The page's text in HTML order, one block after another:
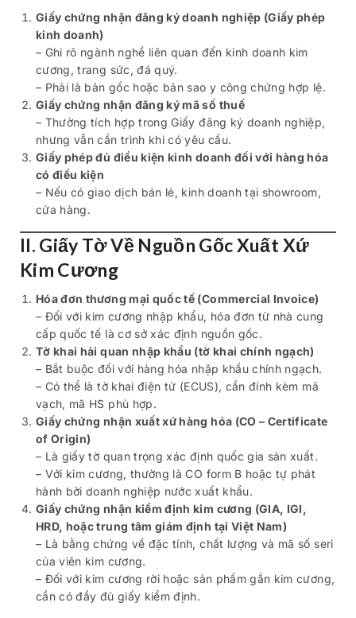
Giấy chứng nhận đăng ký doanh nghiệp (Giấy phép
kinh doanh)
– Ghi rõ ngành nghề liên quan đến kinh doanh kim
cương, trang sức, đá quý.
– Phải là bản gốc hoặc bản sao y công chứng hợp lệ.
Giấy chứng nhận đăng ký mã số thuế
– Thường tích hợp trong Giấy đăng ký doanh nghiệp,
nhưng vẫn cần trình khi có yêu cầu.
Giấy phép đủ điều kiện kinh doanh đối với hàng hóa
có điều kiện
– Nếu có giao dịch bán lẻ, kinh doanh tại showroom,
cửa hàng.
II. Giấy Tờ Về Nguồn Gốc Xuất Xứ
Kim Cương
Hóa đơn thương mại quốc tế (Commercial Invoice)
– Đối với kim cương nhập khẩu, hóa đơn từ nhà cung
cấp quốc tế là cơ sở xác định nguồn gốc.
Tờ khai hải quan nhập khẩu (tờ khai chính ngạch)
– Bắt buộc đối với hàng hóa nhập khẩu chính ngạch.
– Có thể là tờ khai điện tử (ECUS), cần đính kèm mã
vạch, mã HS phù hợp.
Giấy chứng nhận xuất xứ hàng hóa (CO – Certificate
of Origin)
– Là giấy tờ quan trọng xác định quốc gia sản xuất.
– Với kim cương, thường là CO form B hoặc tự phát
hành bởi doanh nghiệp nước xuất khẩu.
Giấy chứng nhận kiểm định kim cương (GIA, IGI,
HRD, hoặc trung tâm giám định tại Việt Nam)
– Là bằng chứng về đặc tính, chất lượng và mã số seri
của viên kim cương.
– Đối với kim cương rời hoặc sản phẩm gắn kim cương,
cần có đầy đủ giấy kiểm định.